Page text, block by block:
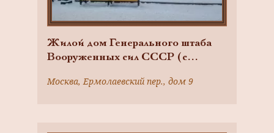
Жилой дом Генерального штаба
Вооруженных сил СССР (с
завершением пилонов), 1939-
Москва, Ермолаевский пер., дом 9